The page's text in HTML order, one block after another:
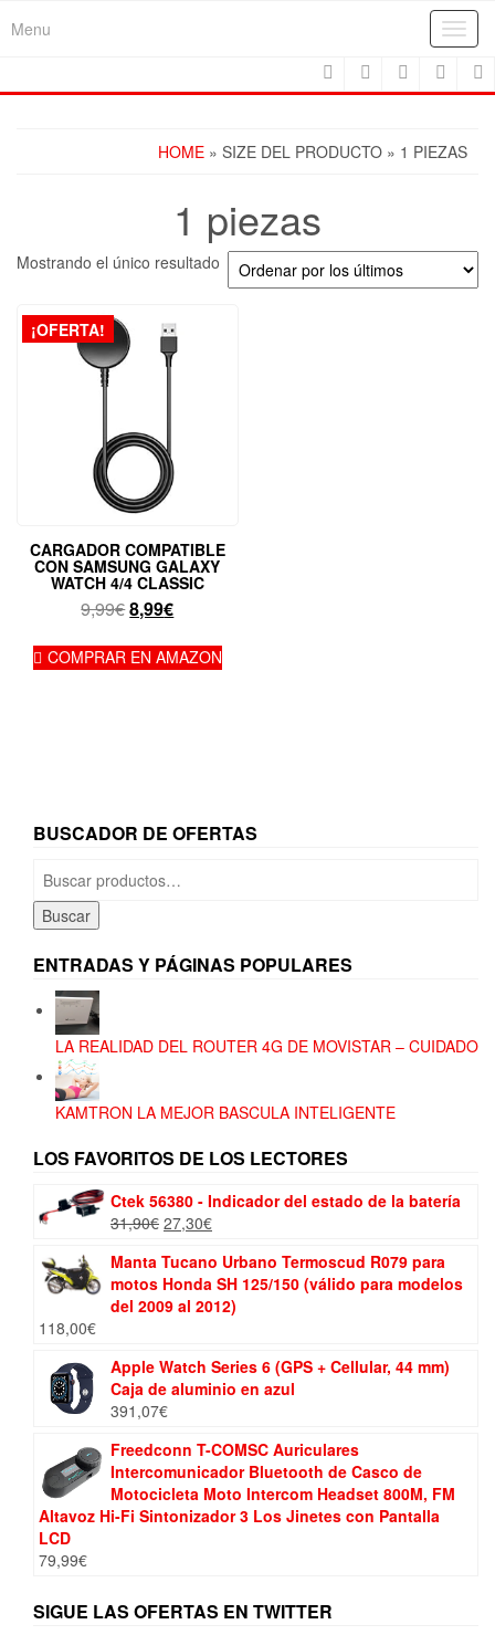
Menu
HOME » SIZE DEL PRODUCTO » 1 PIEZAS
1 piezas
Mostrando el único resultado
¡OFERTA!
CARGADOR COMPATIBLE
CON SAMSUNG GALAXY
WATCH 4/4 CLASSIC
9,99€El
original
8,99€El
actual
COMPRAR EN AMAZON
BUSCADOR DE OFERTAS
por:
Buscar
ENTRADAS Y PÁGINAS POPULARES
LA REALIDAD DEL ROUTER 4G DE MOVISTAR – CUIDADO
KAMTRON LA MEJOR BASCULA INTELIGENTE
LOS FAVORITOS DE LOS LECTORES
Ctek 56380 - Indicador del estado de la batería
31,90€ El
original
era:
31,90€.
27,30€El
actual
es:
27,30€.
Manta Tucano Urbano Termoscud R079 para
motos Honda SH 125/150 (válido para modelos
del 2009 al 2012)
118,00€
Apple Watch Series 6 (GPS + Cellular, 44 mm)
Caja de aluminio en azul
391,07€
Freedconn T-COMSC Auriculares
Intercomunicador Bluetooth de Casco de
Motocicleta Moto Intercom Headset 800M, FM
Altavoz Hi-Fi Sintonizador 3 Los Jinetes con Pantalla
LCD
79,99€
SIGUE LAS OFERTAS EN TWITTER